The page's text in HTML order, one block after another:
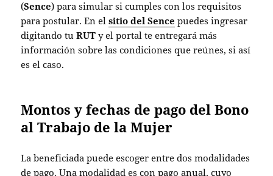
(Sence) para simular si cumples con los requisitos
para postular. En elsitio del Sence puedes ingresar
digitando tuRUT y el portal te entregará más
información sobre las condiciones que reúnes, si así
es el caso.
Montos y fechas de pago del Bono
al Trabajo de la Mujer
La beneficiada puede escoger entre dos modalidades
de pago. Una modalidad es con pago anual, cuyo